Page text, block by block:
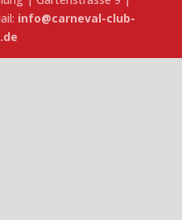
info@carneval-club-